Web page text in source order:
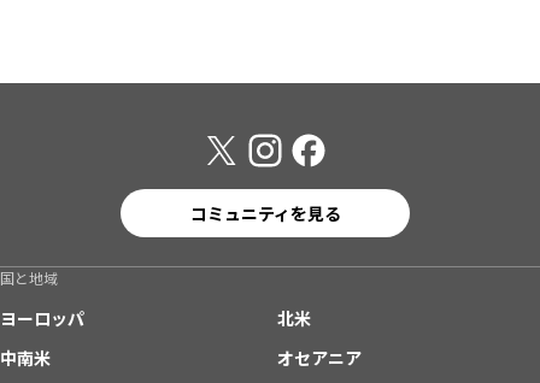
コミュニティを見る
国と地域
ヨーロッパ
北米
中南米
オセアニア